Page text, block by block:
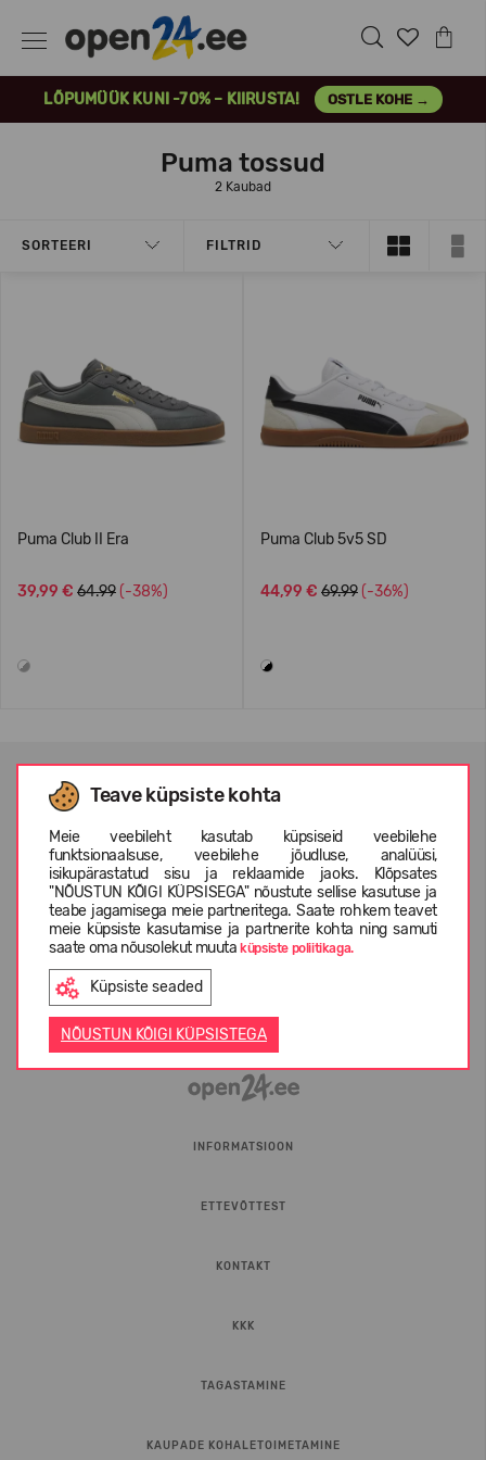
LÕPUMÜÜK KUNI -70% – KIIRUSTA! OSTLE KOHE →
Teave küpsiste kohta
Meie veebileht kasutab küpsiseid veebilehe
funktsionaalsuse, veebilehe jõudluse, analüüsi,
isikupärastatud sisu ja reklaamide jaoks. Klõpsates
"NÕUSTUN KÕIGI KÜPSISEGA" nõustute sellise kasutuse ja
teabe jagamisega meie partneritega. Saate rohkem teavet
meie küpsiste kasutamise ja partnerite kohta ning samuti
saate oma nõusolekut muutaküpsiste poliitikaga.
Küpsiste seaded
NÕUSTUN KÕIGI KÜPSISTEGA
Puma tossud
2 Kaubad
SORTEERI FILTRID
Puma Club II Era
39,99 € 64.99 (-38%)
Puma Club 5v5 SD
44,99 € 69.99 (-36%)
UUDISKIRJA TELLIMINE
Olen lugenud ja nõustunprivaatsuspoliitikagaja
isikuandmete kaitse eeskirjadega
INFORMATSIOON
ETTEVÕTTEST
KONTAKT
KKK
TAGASTAMINE
KAUPADE KOHALETOIMETAMINE